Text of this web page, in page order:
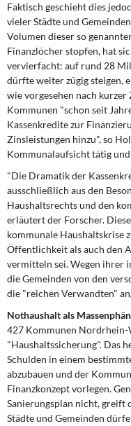
Faktisch geschieht dies
vieler Städte und
Volumen dieser so
Finanzlöcher stopfen, hat
vervierfacht: auf rund 28
dürfte weiter zügig steigen,
wie vorgesehen nach
Kommunen "schon seit
Kassenkredite zur
Zinsleistungen hinzu", so
Kommunalaufsicht tätig
"Die Dramatik der
ausschließlich aus den
Haushaltsrechts und den
erläutert der Forscher.
kommunale Haushaltskrise
Öffentlichkeit als auch den
vermitteln sei. Wegen ihrer
die Gemeinden von den
die "reichen Verwandten"
Nothaushalt als
427 Kommunen Nordrhein-
"Haushaltssicherung". Das
Schulden in einem
abzubauen und der
Finanzkonzept vorlegen.
Sanierungsplan nicht, greift
Städte und Gemeinden